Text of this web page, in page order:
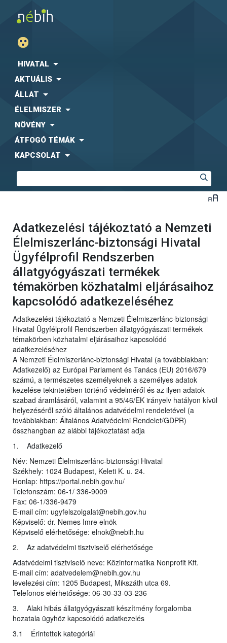
HIVATAL
AKTUÁLIS
ÁLLAT
ÉLELMISZER
NÖVÉNY
ÁTFOGÓ TÉMÁK
KAPCSOLAT
Adatkezelési tájékoztató a Nemzeti
Élelmiszerlánc-biztonsági Hivatal
Ügyfélprofil Rendszerben
állatgyógyászati termékek
témakörben közhatalmi eljárásaihoz
kapcsolódó adatkezeléséhez
Adatkezelési tájékoztató a Nemzeti Élelmiszerlánc-biztonsági
Hivatal Ügyfélprofil Rendszerben állatgyógyászati termékek
témakörben közhatalmi eljárásaihoz kapcsolódó
adatkezeléséhez
A Nemzeti Élelmiszerlánc-biztonsági Hivatal (a továbbiakban:
Adatkezelő) az Európai Parlament és Tanács (EU) 2016/679
számú, a természetes személyeknek a személyes adatok
kezelése tekintetében történő védelméről és az ilyen adatok
szabad áramlásáról, valamint a 95/46/EK irányelv hatályon kívül
helyezéséről szóló általános adatvédelmi rendeletével (a
továbbiakban: Általános Adatvédelmi Rendelet/GDPR)
összhangban az alábbi tájékoztatást adja
1. Adatkezelő
Név: Nemzeti Élelmiszerlánc-biztonsági Hivatal
Székhely: 1024 Budapest, Keleti K. u. 24.
Honlap: https://portal.nebih.gov.hu/
Telefonszám: 06-1/ 336-9009
Fax: 06-1/336-9479
E-mail cím: ugyfelszolgalat@nebih.gov.hu
Képviselő: dr. Nemes Imre elnök
Képviselő elérhetősége: elnok@nebih.hu
2. Az adatvédelmi tisztviselő elérhetősége
Adatvédelmi tisztviselő neve: Közinformatika Nonprofit Kft.
E-mail cím: adatvedelem@nebih.gov.hu
levelezési cím: 1205 Budapest, Mikszáth utca 69.
Telefonos elérhetősége: 06-30-33-03-236
3. Alaki hibás állatgyógyászati készítmény forgalomba
hozatala ügyhöz kapcsolódó adatkezelés
3.1 Érintettek kategóriái